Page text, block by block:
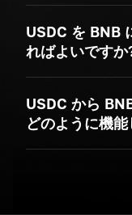
USDC を BNB
ればよいですか
USDC から
どのように機